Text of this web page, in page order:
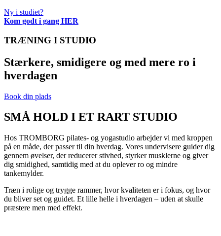
Ny i studiet?
Kom godt i gang HER
TRÆNING I STUDIO
Stærkere, smidigere og med mere ro i
hverdagen
Book din plads
SMÅ HOLD I ET RART STUDIO
Hos TROMBORG pilates- og yogastudio arbejder vi med kroppen
på en måde, der passer til din hverdag. Vores undervisere guider dig
gennem øvelser, der reducerer stivhed, styrker musklerne og giver
dig smidighed, samtidig med at du oplever ro og mindre
tankemylder.
Træn i rolige og trygge rammer, hvor kvaliteten er i fokus, og hvor
du bliver set og guidet. Et lille helle i hverdagen – uden at skulle
præstere men med effekt.